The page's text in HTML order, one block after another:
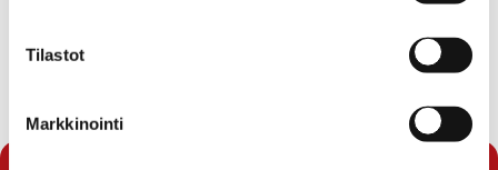
Tilastot
Markkinointi
kunta ei vastaa tietojen oikeellisuudesta.
Jos haluat oman tapahtumasi lisättäväksi kalenteriin
jätä tapahtuman tiedot linkin takaa löytyvällä